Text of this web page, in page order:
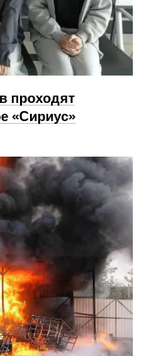
проходят
«Сириус»